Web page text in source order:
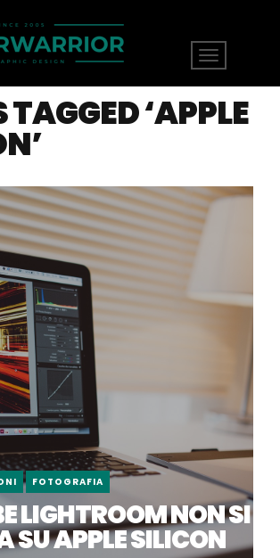
TAGGED ‘APPLE
FOTOGRAFIA
LIGHTROOM NON SI
SU APPLE SILICON